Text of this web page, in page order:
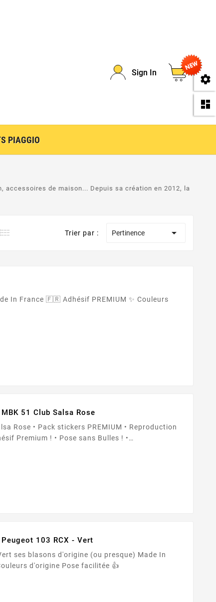
Sign In
0
PIAGGIO
accessoires de maison... Depuis sa création en 2012, la
Trier par : Pertinence 
51 Club Salsa Rose
• Reproduction
103 RCX - Vert
In
France 🇫🇷 Adhésif PREMIUM ✨ Couleurs d'origine Pose facilitée 👍